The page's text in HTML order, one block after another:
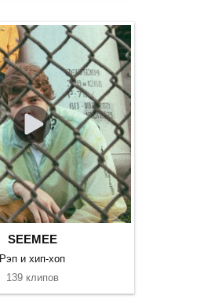
SEEMEE
Рэп и хип-хоп
139 клипов